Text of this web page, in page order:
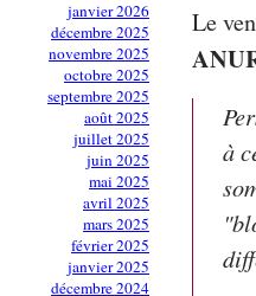
janvier 2026
décembre 2025
novembre 2025
octobre 2025
septembre 2025
août 2025
juillet 2025
juin 2025
mai 2025
avril 2025
mars 2025
février 2025
janvier 2025
décembre 2024
Le
à